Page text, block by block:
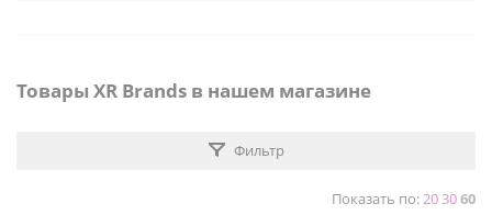
Товары XR Brands в нашем магазине
Фильтр
Показать по:203060